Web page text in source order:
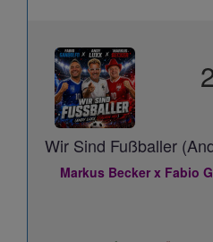
Wir Sind Fußballer
Markus Becker x Fabio